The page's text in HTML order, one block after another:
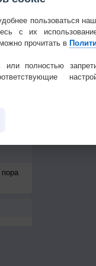
2-5
<7
км
> 1 км
2-5
>10 км
> 1 км
>10 км
> 1 км
5-
>
Гостевая
пользоваться
с их
прочитать в
или полностью